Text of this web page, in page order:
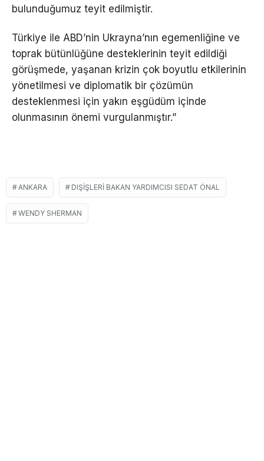
bulunduğumuz teyit edilmiştir.
Türkiye ile ABD’nin Ukrayna’nın egemenliğine ve
toprak bütünlüğüne desteklerinin teyit edildiği
görüşmede, yaşanan krizin çok boyutlu etkilerinin
yönetilmesi ve diplomatik bir çözümün
desteklenmesi için yakın eşgüdüm içinde
olunmasının önemi vurgulanmıştır.”
ANKARA DIŞIŞLERI BAKAN YARDIMCISI SEDAT ÖNAL
WENDY SHERMAN